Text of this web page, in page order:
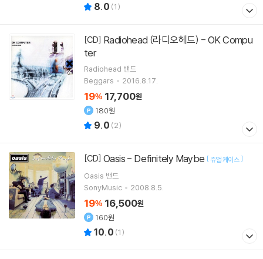
8.0 (1)
[CD]
ter
Radiohead 밴드
Beggars
2016.8.17.
19% 17,700원
180원
9.0 (2)
[CD] Oasis - Definitely Maybe [쥬얼 케이스]
Oasis 밴드
SonyMusic
2008.8.5.
19% 16,500원
160원
10.0 (1)